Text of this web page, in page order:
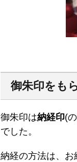
御朱印をも
御朱印は納経印(
でした。
納経の方法は、お